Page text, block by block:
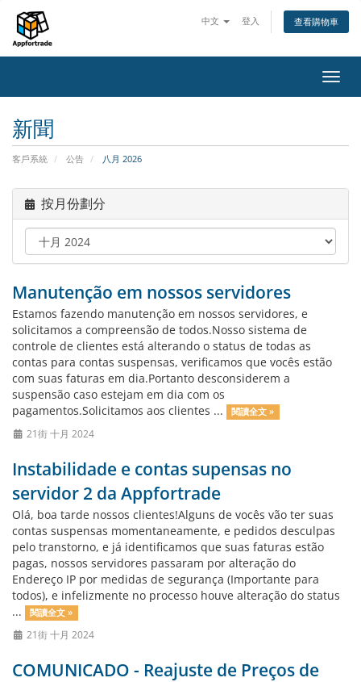
中文 登入 查看購物車
切
換
新聞
客戶系統 公告 八月 2026
按月份劃分
Manutenção em nossos servidores
Estamos fazendo manutenção em nossos servidores, e
solicitamos a compreensão de todos.Nosso sistema de
controle de clientes está alterando o status de todas as
contas para contas suspensas, verificamos que vocês estão
com suas faturas em dia.Portanto desconsiderem a
suspensão caso estejam em dia com os
pagamentos.Solicitamos aos clientes ...
閱讀全文 »
21街 十月 2024
Instabilidade e contas supensas no
servidor 2 da Appfortrade
Olá, boa tarde nossos clientes!Alguns de vocês vão ter suas
contas suspensas momentaneamente, e pedidos desculpas
pelo transtorno, e já identificamos que suas faturas estão
pagas, nossos servidores passaram por alteração do
Endereço IP por medidas de segurança (Importante para
todos), e infelizmente no processo houve alteração do status
...
閱讀全文 »
21街 十月 2024
COMUNICADO - Reajuste de Preços de